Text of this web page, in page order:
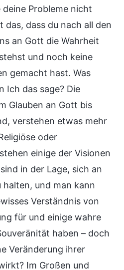
Probleme nicht
das, dass du nach all den
an Gott die Wahrheit
und noch keine
gemacht hast. Was
Ich das sage? Die
Glauben an Gott bis
verstehen etwas mehr
oder
einige der Visionen
in der Lage, sich an
und man kann
Verständnis von
für und einige wahre
haben – doch
Veränderung ihrer
Im Großen und